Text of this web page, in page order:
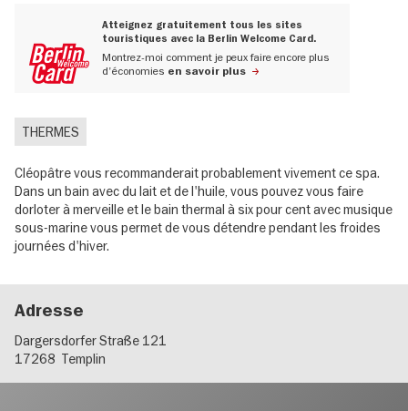
Atteignez gratuitement tous les sites
touristiques avec la Berlin Welcome Card.
Montrez-moi comment je peux faire encore plus
d'économies en savoir plus
THERMES
Cléopâtre vous recommanderait probablement vivement ce spa.
Dans un bain avec du lait et de l'huile, vous pouvez vous faire
dorloter à merveille et le bain thermal à six pour cent avec musique
sous-marine vous permet de vous détendre pendant les froides
journées d'hiver.
Adresse
Dargersdorfer Straße 121
17268 Templin